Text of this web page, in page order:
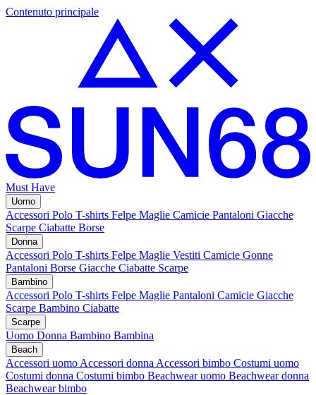
Contenuto principale
Must Have
Uomo
Accessori Polo T-shirts Felpe Maglie Camicie Pantaloni Giacche
Scarpe Ciabatte Borse
Donna
Accessori Polo T-shirts Felpe Maglie Vestiti Camicie Gonne
Pantaloni Borse Giacche Ciabatte Scarpe
Bambino
Accessori Polo T-shirts Felpe Maglie Pantaloni Camicie Giacche
Scarpe Bambino Ciabatte
Scarpe
Uomo Donna Bambino Bambina
Beach
Accessori uomo Accessori donna Accessori bimbo Costumi uomo
Costumi donna Costumi bimbo Beachwear uomo Beachwear donna
Beachwear bimbo